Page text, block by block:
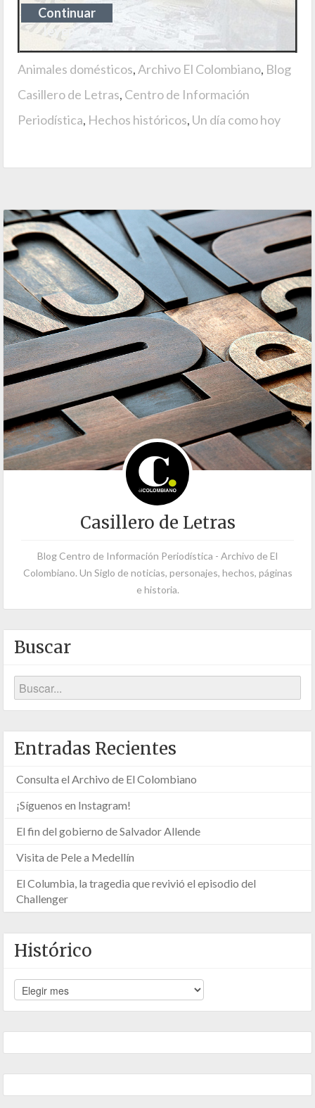
Continuar
leyendo
Animales domésticos,Archivo El Colombiano, Blog
Casillero de Letras, Centro de Información
Periodística, Hechos históricos, Un día como hoy
Casillero de Letras
Blog Centro de Información Periodística - Archivo de El
Colombiano. Un Siglo de noticias, personajes, hechos, páginas
e historia.
Buscar
Entradas Recientes
Consulta el Archivo de El Colombiano
¡Síguenos en Instagram!
El fin del gobierno de Salvador Allende
Visita de Pele a Medellín
El Columbia, la tragedia que revivió el episodio del
Challenger
Histórico